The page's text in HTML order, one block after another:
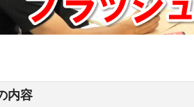
内容